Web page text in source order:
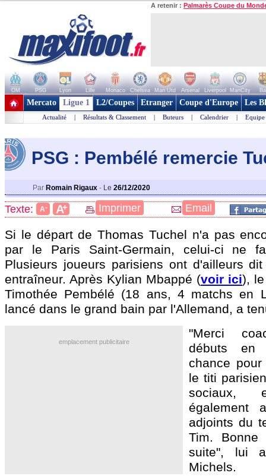
A retenir : Palmarès Coupe du
OM PSG Lyon Lille Monaco Chelsea Man Utd Arsenal Liverpool ManCity
+ de clubs
Mercato Ligue 1 L2/Coupes Etranger Coupe d'Europe Les
Actualité | Résultats & Classement | Buteurs | Calendrier | Equipe
PSG : Pembélé remercie
Par Romain Rigaux - Le 26/12/2020
Texte: A- A+ Imprimer Email
Si le départ de Thomas Tuchel n'a pas
par le Paris Saint-Germain, celui-ci ne
Plusieurs joueurs parisiens ont d'ailleurs
entraîneur. Après Kylian Mbappé (voir ici),
Timothée Pembélé (18 ans, 4 matchs en
lancé dans le grand bain par l'Allemand, a
emplacement publicitaire
"Merci
débuts
chance
le titi
sociaux,
également
adjoints du
Tim.
suite", lui
Michels.